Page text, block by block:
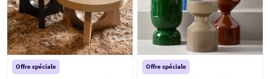
Offre spéciale Offre spéciale